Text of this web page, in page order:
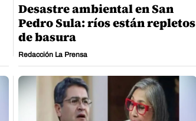
Desastre ambiental en San
Pedro Sula: ríos están repletos
de basura
Redacción La Prensa